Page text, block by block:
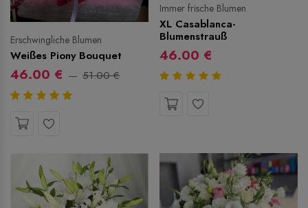
Erschwingliche Blumen
Weißes Piony Bouquet
46.00 € 51.00 €
Immer frische Blumen
XL Casablanca-
Blumenstrauß
46.00 €